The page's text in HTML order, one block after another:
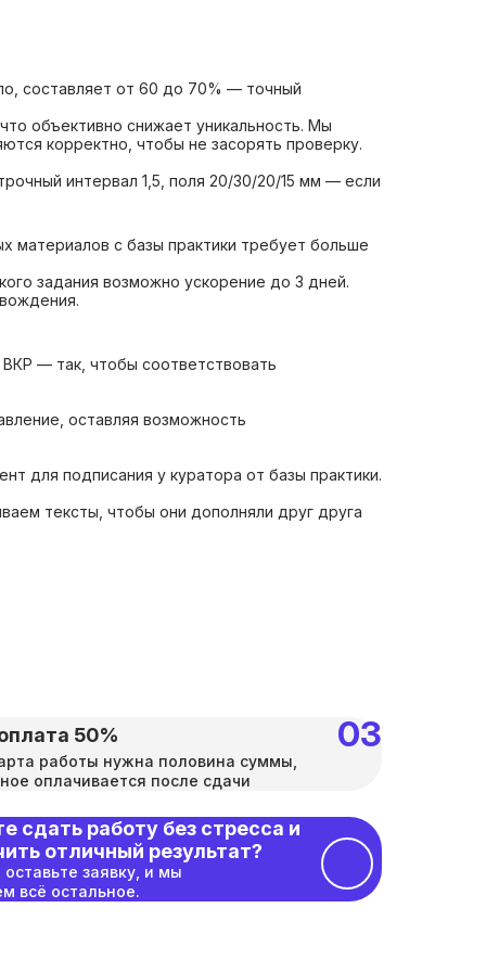
составляет от 60 до 70% — точный
объективно снижает уникальность. Мы
корректно, чтобы не засорять проверку.
интервал 1,5, поля 20/30/20/15 мм — если
материалов с базы практики требует больше
задания возможно ускорение до 3 дней.
— так, чтобы соответствовать
оставляя возможность
для подписания у куратора от базы практики.
тексты, чтобы они дополняли друг друга
50%
работы нужна половина суммы,
оплачивается после сдачи
сдать работу без стресса и
отличный результат?
оставьте заявку, и мы
всё остальное.